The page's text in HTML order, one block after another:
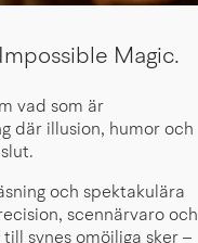
Magic.
vad som är
där illusion, humor och
och spektakulära
scennärvaro och
synes omöjliga sker –